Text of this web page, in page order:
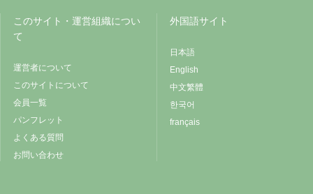
このサイト・運営組織につい
て
運営者について
このサイトについて
会員一覧
パンフレット
よくある質問
お問い合わせ
外国語サイト
日本語
English
中文繁體
한국어
français